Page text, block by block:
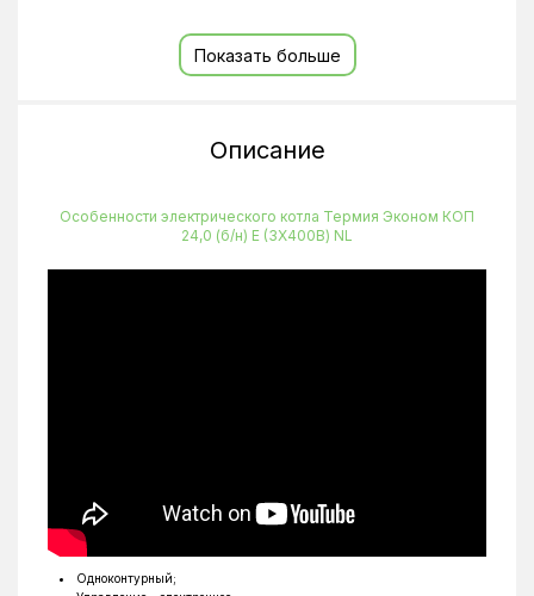
Показать больше
Описание
Особенности электрического котла Термия Эконом КОП
24,0 (б/н) Е (3Х400В) NL
Одноконтурный;